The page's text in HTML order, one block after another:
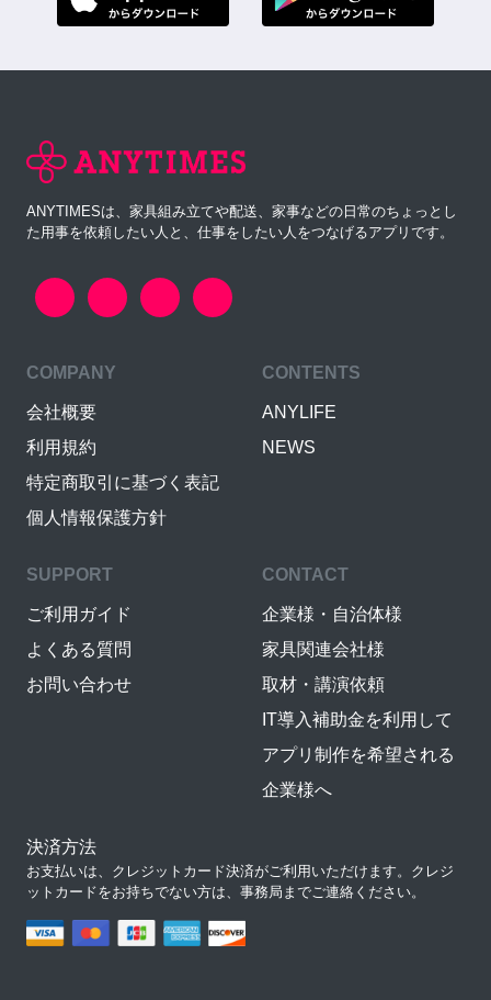
ANYTIMESは、家具組み立てや配送、家事などの日常のちょっとし
た用事を依頼したい人と、仕事をしたい人をつなげるアプリです。
COMPANY
会社概要
利用規約
特定商取引に基づく表記
個人情報保護方針
CONTENTS
ANYLIFE
NEWS
SUPPORT
ご利用ガイド
よくある質問
お問い合わせ
CONTACT
企業様・自治体様
家具関連会社様
取材・講演依頼
IT導入補助金を利用して
アプリ制作を希望される
企業様へ
決済方法
お支払いは、クレジットカード決済がご利用いただけます。クレジ
ットカードをお持ちでない方は、事務局までご連絡ください。